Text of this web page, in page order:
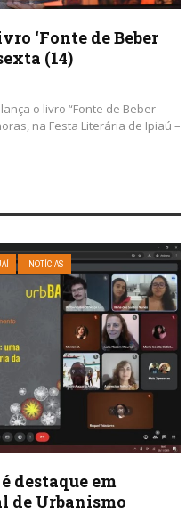
‘Fonte de Beber
(14)
o livro “Fonte de Beber
na Festa Literária de Ipiaú –
NOTÍCIAS
destaque em
de Urbanismo